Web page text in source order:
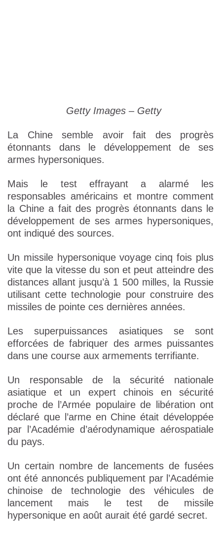
Getty Images – Getty
La Chine semble avoir fait des progrès
étonnants dans le développement de ses
armes hypersoniques.
Mais le test effrayant a alarmé les
responsables américains et montre comment
la Chine a fait des progrès étonnants dans le
développement de ses armes hypersoniques,
ont indiqué des sources.
Un missile hypersonique voyage cinq fois plus
vite que la vitesse du son et peut atteindre des
distances allant jusqu’à 1 500 milles, la Russie
utilisant cette technologie pour construire des
missiles de pointe ces dernières années.
Les superpuissances asiatiques se sont
efforcées de fabriquer des armes puissantes
dans une course aux armements terrifiante.
Un responsable de la sécurité nationale
asiatique et un expert chinois en sécurité
proche de l’Armée populaire de libération ont
déclaré que l’arme en Chine était développée
par l’Académie d’aérodynamique aérospatiale
du pays.
Un certain nombre de lancements de fusées
ont été annoncés publiquement par l’Académie
chinoise de technologie des véhicules de
lancement mais le test de missile
hypersonique en août aurait été gardé secret.